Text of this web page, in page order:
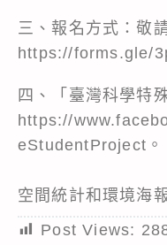
三、報名方式：敬
https://forms.gle/
四、「臺灣科學特
https://
eStudentProject。
空間統計和環境海
Post Views: